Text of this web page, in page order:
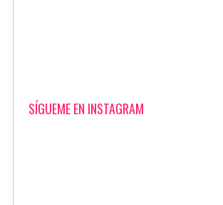
SÍGUEME EN INSTAGRAM